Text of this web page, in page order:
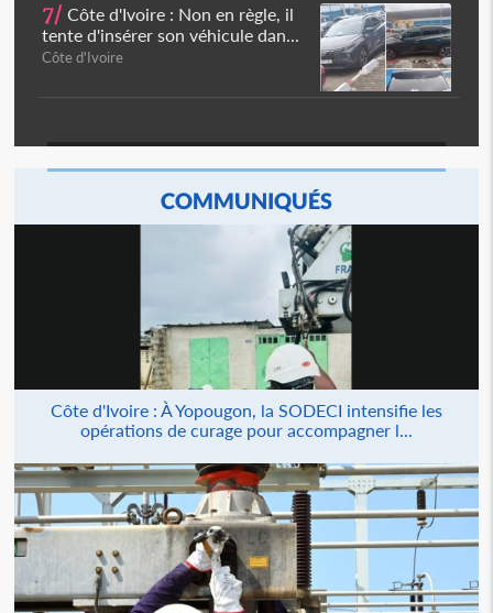
7/ Côte d'Ivoire : Non en règle, il
tente d'insérer son véhicule dan...
Côte d'Ivoire
COMMUNIQUÉS
Côte d'Ivoire : À Yopougon, la SODECI intensifie les
opérations de curage pour accompagner l...